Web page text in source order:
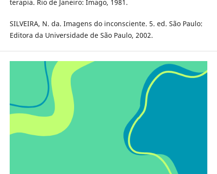
terapia. Rio de Janeiro: Imago, 1981.
SILVEIRA, N. da. Imagens do inconsciente. 5. ed. São Paulo:
Editora da Universidade de São Paulo, 2002.